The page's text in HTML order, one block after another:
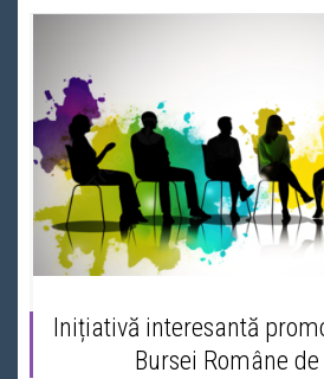
Inițiativă interesantă
Bursei Române